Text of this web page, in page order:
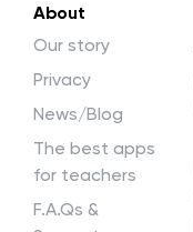
About
Our story
Privacy
News/Blog
The best apps
for teachers
F.A.Qs &